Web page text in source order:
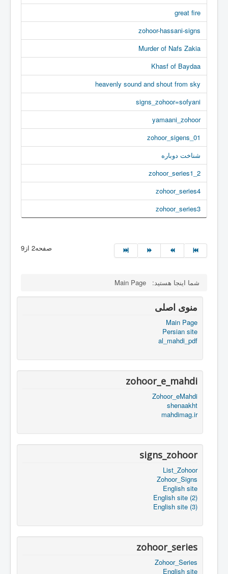
great fire
zohoor-hassani-signs
Murder of Nafs Zakia
Khasf of Baydaa
heavenly sound and shout from sky
signs_zohoor=sofyani
yamaani_zohoor
zohoor_sigens_01
شناخت دوباره
zohoor_series1_2
zohoor_series4
zohoor_series3
صفحه2 از9
شما اینجا هستید: Main Page
منوی اصلی
Main Page
Persian site
al_mahdi_pdf
zohoor_e_mahdi
Zohoor_eMahdi
shenaakht
mahdimag.ir
signs_zohoor
List_Zohoor
Zohoor_Signs
English site
English site (2)
English site (3)
zohoor_series
Zohoor_Series
English site